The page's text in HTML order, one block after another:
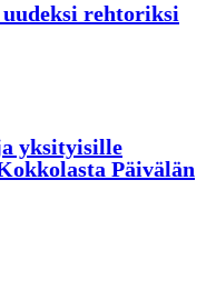
rehtoriksi
yksityisille
Päivälän